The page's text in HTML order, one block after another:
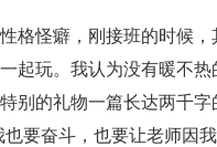
格怪癖，刚接班的时候
起玩。我认为没有暖不
别的礼物一篇长达两千
要奋斗，也要让老师因